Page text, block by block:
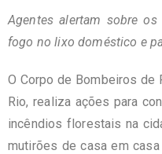
Agentes alertam sobre
fogo no lixo doméstico e
O Corpo de Bombeiros de
Rio, realiza ações para
incêndios florestais na
mutirões de casa em